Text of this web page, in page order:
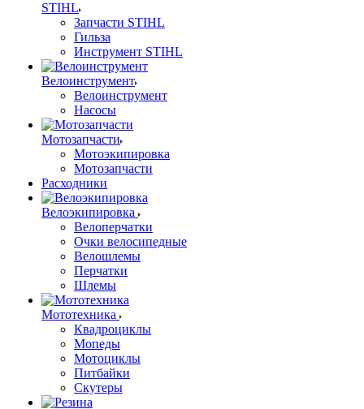
STIHL
Запчасти STIHL
Гильза
Инструмент STIHL
Велоинструмент
Велоинструмент
Насосы
Мотозапчасти
Мотоэкипировка
Мотозапчасти
Расходники
Велоэкипировка
Велоперчатки
Очки велосипедные
Велошлемы
Перчатки
Шлемы
Мототехника
Квадроциклы
Мопеды
Мотоциклы
Питбайки
Скутеры